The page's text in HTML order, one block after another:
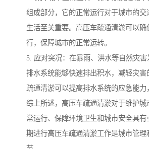
组成部分，它的正常运行对于城市的交
生活至关重要。高压车疏通清淤可以确
行，保障城市的正常运转。
5. 应对突况：在暴雨、洪水等自然灾
排水系统能够快速排出积水，减轻灾害
疏通清淤可以提高排水系统的应急能力
综上所述，高压车疏通清淤对于维护城
常运行、保障环境卫生和城市安全具有
期进行高压车疏通清淤工作是城市管理